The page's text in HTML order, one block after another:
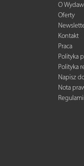
O
Oferty
Kontakt
Praca
Polityka
Polityka
Napisz
Nota